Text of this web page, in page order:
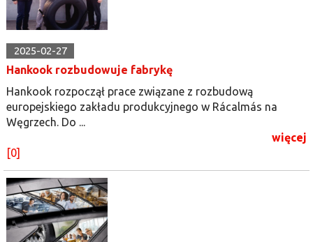
2025-02-27
Hankook rozbudowuje fabrykę
Hankook rozpoczął prace związane z rozbudową
europejskiego zakładu produkcyjnego w Rácalmás na
Węgrzech. Do ...
więcej
[0]